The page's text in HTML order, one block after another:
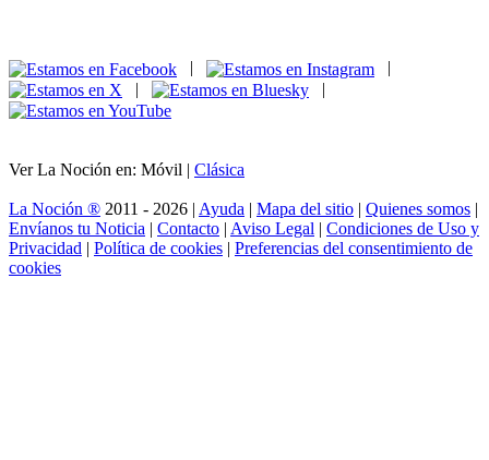
|
|
Ver La Noción en: Móvil | Clásica
La Noción ® 2011 - 2026 | Ayuda | Mapa del sitio | Quienes somos |
Envíanos tu Noticia | Contacto | Aviso Legal | Condiciones de Uso y
Privacidad | Política de cookies | Preferencias del consentimiento de
cookies